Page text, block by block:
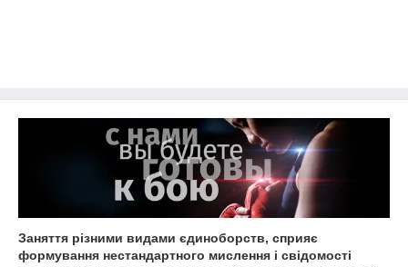
Заняття різними видами єдиноборств, сприяє
формування нестандартного мислення і свідомості